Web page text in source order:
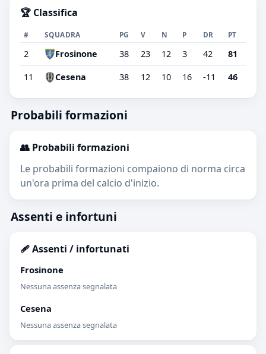
🏆 Classifica
# SQUADRA PG V N P DR PT
2 Frosinone 38 23 12 3 42 81
11 Cesena 38 12 10 16 -11 46
Probabili formazioni
👥 Probabili formazioni
Le probabili formazioni compaiono di norma circa
un'ora prima del calcio d'inizio.
Assenti e infortuni
🩹 Assenti / infortunati
Frosinone
Nessuna assenza segnalata
Cesena
Nessuna assenza segnalata